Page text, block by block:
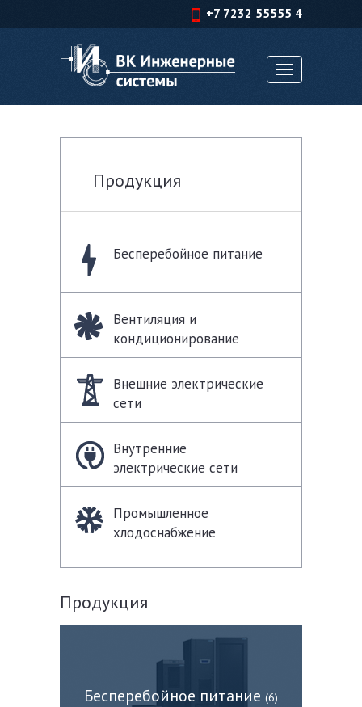
+7 7232 55555 4
Toggle
navigation
Продукция
Бесперебойное питание
Вентиляция и
кондиционирование
Внешние электрические
сети
Внутренние
электрические сети
Промышленное
хлодоснабжение
Продукция
Бесперебойное питание (6)